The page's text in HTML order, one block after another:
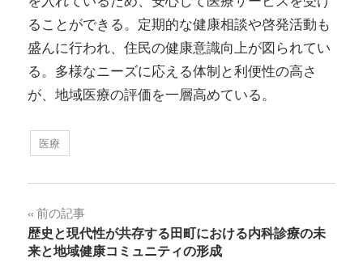
ることができる。定期的な健康相談や啓発活動も
盛んに行われ、住民の健康意識向上が図られてい
る。多様なニーズに応える体制と利便性の高さ
が、地域医療の評価を一層高めている。
医療
投
稿
前の記事
歴史と現代性が共存する田町における内科診療の未
来と地域健康コミュニティの形成